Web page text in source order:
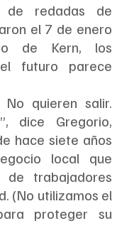
de redadas de
el 7 de enero
de Kern, los
futuro parece
quieren salir.
dice Gregorio,
hace siete años
local que
trabajadores
(No utilizamos el
proteger su